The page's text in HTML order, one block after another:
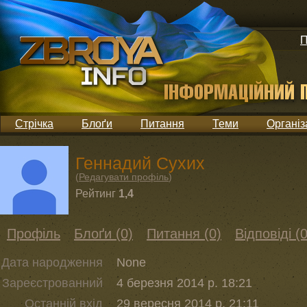
Стрічка Блоґи Питання Теми
Геннадий Сухих
(Редагувати профіль)
Рейтинг 1,4
Профіль Блоґи (0) Питання (0) Відповіді
Дата народження
None
Зареєстрованний
4 березня 2014 р. 18:21
Останній вхід
29 вересня 2014 р. 21:11